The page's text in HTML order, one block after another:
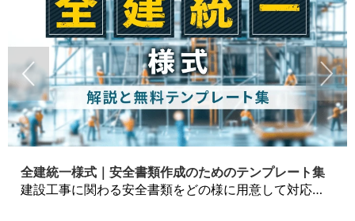
全建統一様式｜安全書類作成のためのテンプレート集
建設工事に関わる安全書類をどの様に用意して対応するか？関連書式テンプレートから書き方の注意点などの役立つコラムをbizoceanがお届けします。